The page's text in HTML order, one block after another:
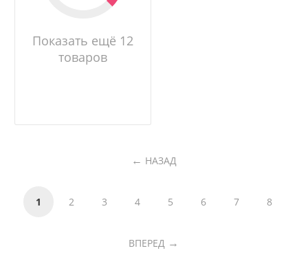
Показать ещё 12
товаров
НАЗАД
1 2 3 4 5 6 7 8
ВПЕРЕД